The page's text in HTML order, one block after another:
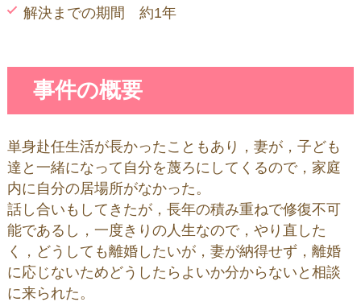
解決までの期間 約1年
事件の概要
単身赴任生活が長かったこともあり，妻が，子ども
達と一緒になって自分を蔑ろにしてくるので，家庭
内に自分の居場所がなかった。
話し合いもしてきたが，長年の積み重ねで修復不可
能であるし，一度きりの人生なので，やり直した
く，どうしても離婚したいが，妻が納得せず，離婚
に応じないためどうしたらよいか分からないと相談
に来られた。